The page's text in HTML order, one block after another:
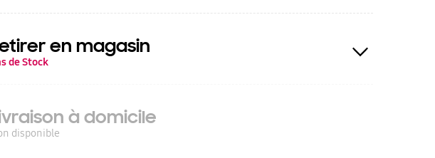
en magasin
de Stock
à domicile
disponible